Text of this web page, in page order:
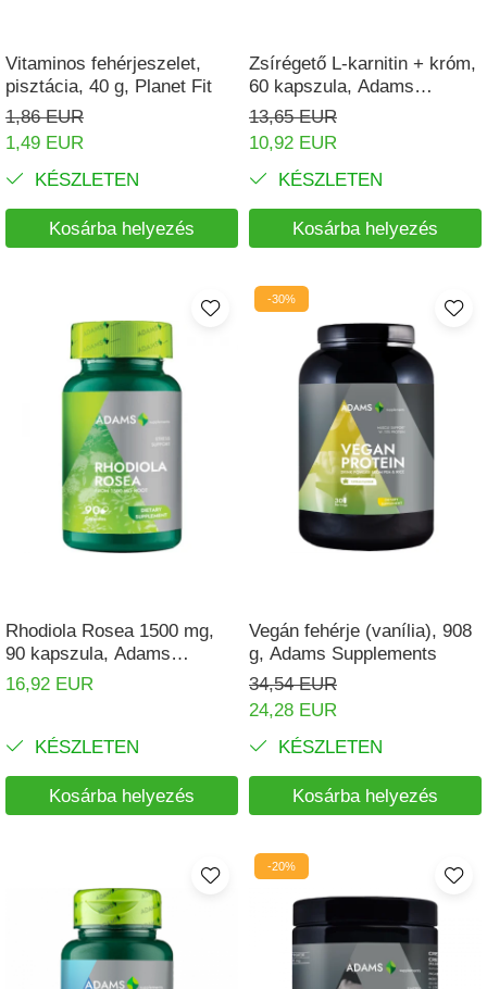
Vitaminos fehérjeszelet,
pisztácia, 40 g, Planet Fit
1,86 EUR
1,49 EUR
KÉSZLETEN
Kosárba helyezés
Zsírégető L-karnitin + króm,
60 kapszula, Adams
Supplements
13,65 EUR
10,92 EUR
KÉSZLETEN
Kosárba helyezés
Rhodiola Rosea 1500 mg,
90 kapszula, Adams
Supplements
16,92 EUR
KÉSZLETEN
Kosárba helyezés
-30%
Vegán fehérje (vanília), 908
g, Adams Supplements
34,54 EUR
24,28 EUR
KÉSZLETEN
Kosárba helyezés
-20%